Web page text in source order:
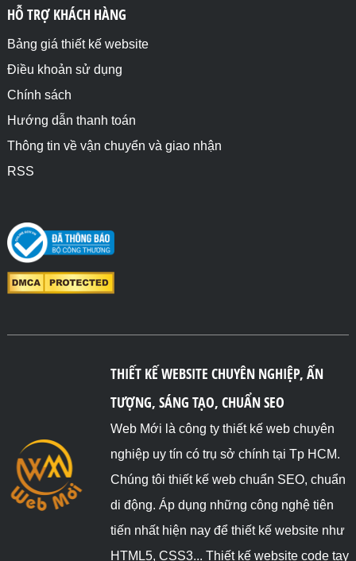
HỖ TRỢ KHÁCH HÀNG
Bảng giá thiết kế website
Điều khoản sử dụng
Chính sách
Hướng dẫn thanh toán
Thông tin về vận chuyển và giao nhận
RSS
THIẾT KẾ WEBSITE CHUYÊN NGHIỆP, ẤN
TƯỢNG, SÁNG TẠO, CHUẨN SEO
Web Mới là công ty thiết kế web chuyên
nghiệp uy tín có trụ sở chính tại Tp HCM.
Chúng tôi thiết kế web chuẩn SEO, chuẩn
di động. Áp dụng những công nghệ tiên
tiến nhất hiện nay để thiết kế website như
HTML5, CSS3... Thiết kế website code tay